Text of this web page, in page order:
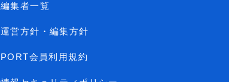
編集者一覧
運営方針・編集方針
PORT会員利用規約